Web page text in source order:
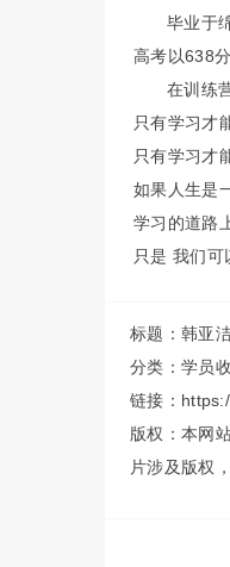
毕业于
高考以638
在训练
只有学习才
只有学习才
如果人生是
学习的道路
只是 我们
标题：韩亚
分类： 学员
链接：
版权：本网
片涉及版权